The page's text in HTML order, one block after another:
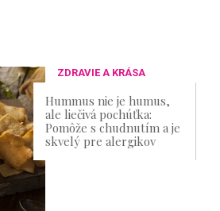
ZDRAVIE A KRÁSA
Hummus nie je humus,
ale liečivá pochúťka:
Pomôže s chudnutím a je
skvelý pre alergikov